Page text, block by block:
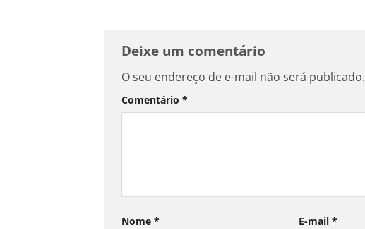
Deixe um comentário
O seu endereço de e-mail não será publicado.
Comentário *
Nome * E-mail *